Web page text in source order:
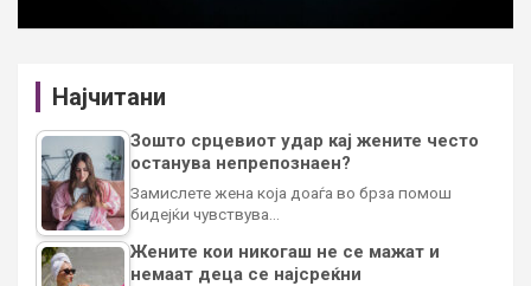
Најчитани
Зошто срцевиот удар кај жените често
останува непрепознаен?
Замислете жена која доаѓа во брза помош
бидејќи чувствува…
Жените кои никогаш не се мажат и
немаат деца се најсреќни